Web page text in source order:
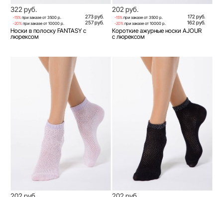
322 руб.
-15% при заказе от 3500 р. 273 руб.
-20% при заказе от 10000 р. 257 руб.
Носки в полоску FANTASY с
люрексом
202 руб.
-15% при заказе от 3500 р. 172 руб.
-20% при заказе от 10000 р. 162 руб.
Короткие ажурные носки AJOUR
с люрексом